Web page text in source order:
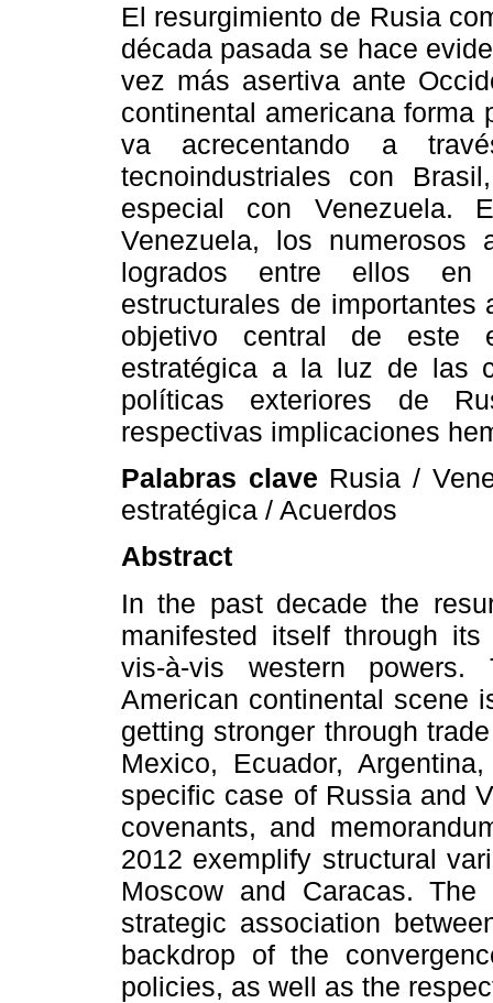
El resurgimiento de Rusia
década pasada se hace
vez más asertiva ante
continental americana forma
va acrecentando a
tecnoindustriales con
especial con
Venezuela, los numerosos
logrados entre ellos en
estructurales de
objetivo central de este
estratégica a la luz de las
políticas exteriores de
respectivas implicaciones
Palabras clave Rusia /
estratégica / Acuerdos
Abstract
In the past decade the
manifested itself through
vis-à-vis western
American continental scene
getting stronger through
Mexico, Ecuador,
specific case of Russia and
covenants, and
2012 exemplify structural
Moscow and Caracas.
strategic association
backdrop of the
policies, as well as the